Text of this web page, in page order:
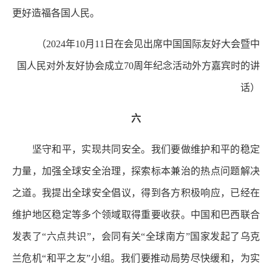
更好造福各国人民。
（2024年10月11日在会见出席中国国际友好大会暨中
国人民对外友好协会成立70周年纪念活动外方嘉宾时的讲
话）
六
坚守和平，实现共同安全。我们要做维护和平的稳定
力量，加强全球安全治理，探索标本兼治的热点问题解决
之道。我提出全球安全倡议，得到各方积极响应，已经在
维护地区稳定等多个领域取得重要收获。中国和巴西联合
发表了“六点共识”，会同有关“全球南方”国家发起了乌克
兰危机“和平之友”小组。我们要推动局势尽快缓和，为实